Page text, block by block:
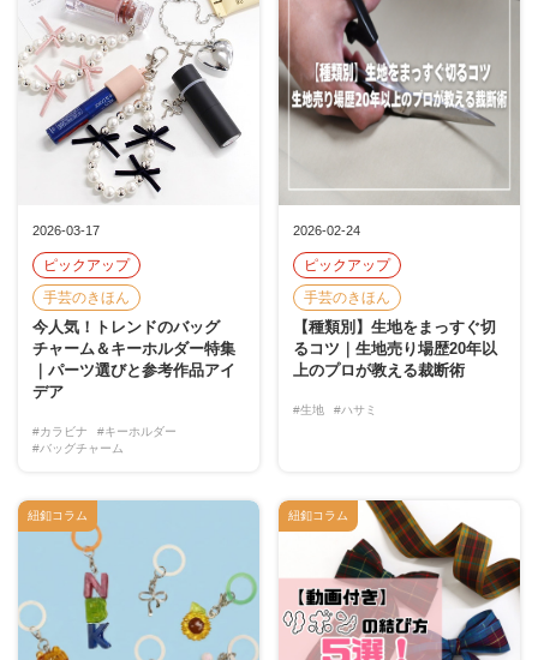
2026-03-17
ピックアップ
手芸のきほん
今人気！トレンドのバッグ
チャーム＆キーホルダー特集
｜パーツ選びと参考作品アイ
デア
#カラビナ
#キーホルダー
#バッグチャーム
2026-02-24
ピックアップ
手芸のきほん
【種類別】生地をまっすぐ切
るコツ｜生地売り場歴20年以
上のプロが教える裁断術
#生地 #ハサミ
紐釦コラム 紐釦コラム